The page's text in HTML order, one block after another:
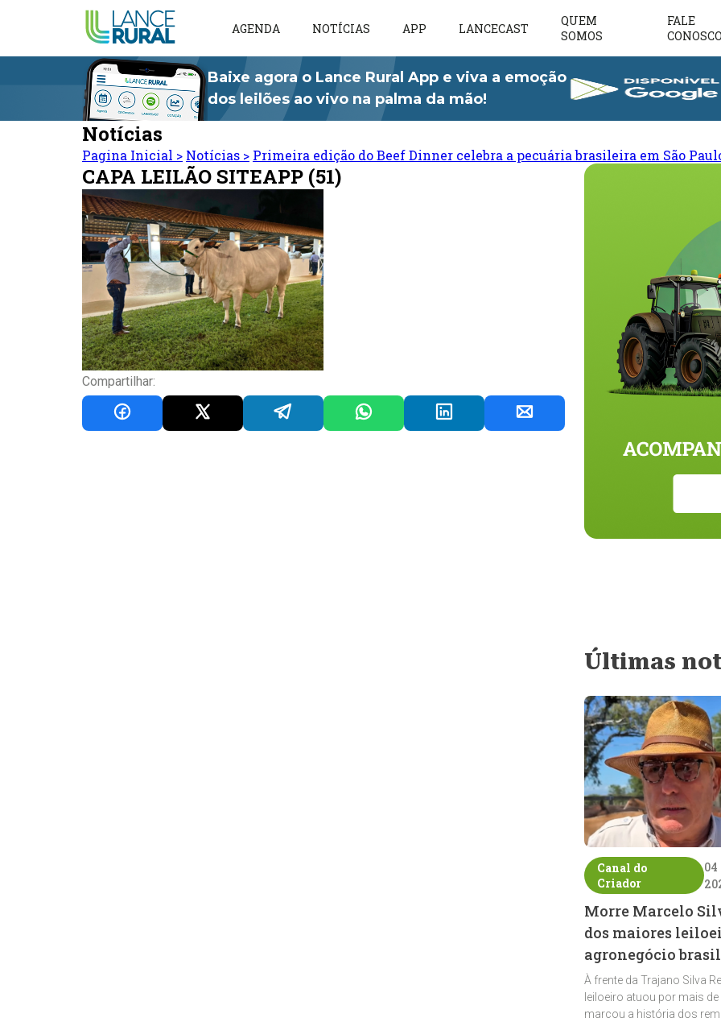
AGENDA NOTÍCIAS APP LANCECAST
QUEM
SOMOS
FALE
CONOSCO
Baixe agora o Lance Rural App e viva a emoção
dos leilões ao vivo na palma da mão!
Notícias
Pagina Inicial > Notícias > Primeira edição do Beef Dinner celebra a pecuária brasileira em São
CAPA LEILÃO SITEAPP (51)
Compartilhar:
Últimas
Canal do
Criador
04
Morre Marcelo
dos maiores
agronegócio
À frente da Trajano Silva
leiloeiro atuou por mais
marcou a história dos